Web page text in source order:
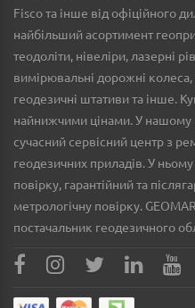
Fisco та інше від офіційного
найбільший асортимент
теодоліти, нівеліри, лазерні
вимірювальні дорожні колеса,
геодезичні штативи та інше.
найнижчими цінами. У нашому
сучасний сервісний центр з
геодезичних приладів. У
повірку, гарантійний та
метрологічну повірку.
постачальник геодезичного